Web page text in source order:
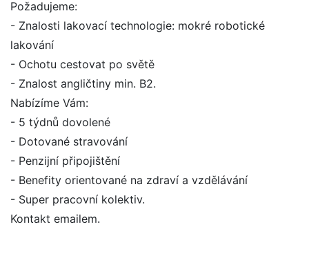
Požadujeme:
- Znalosti lakovací technologie: mokré robotické
lakování
- Ochotu cestovat po světě
- Znalost angličtiny min. B2.
Nabízíme Vám:
- 5 týdnů dovolené
- Dotované stravování
- Penzijní připojištění
- Benefity orientované na zdraví a vzdělávání
- Super pracovní kolektiv.
Kontakt emailem.